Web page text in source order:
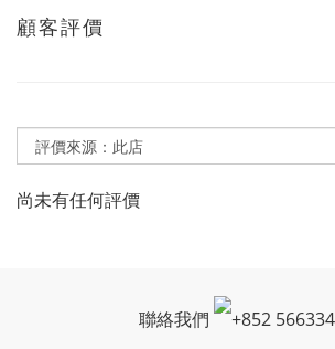
顧客評價
尚未有任何評價
聯絡我們 +852